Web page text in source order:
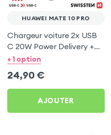
HUAWEI MATE 10 PRO
Chargeur voiture 2x USB
C 20W Power Delivery +
Câble USB C 60W pour
+ 1 option
24,90 €
AJOUTER